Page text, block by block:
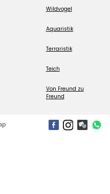
Wildvogel
Aquaristik
Terraristik
Teich
Von Freund zu
Freund